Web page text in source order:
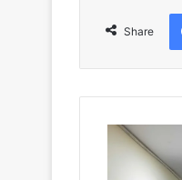
Share
दिल्ली